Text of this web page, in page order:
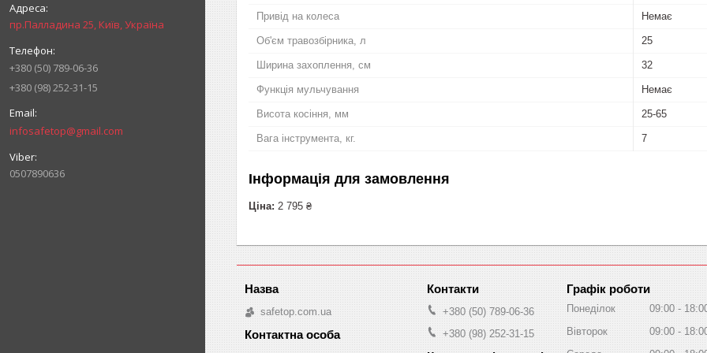
пр.Палладина 25, Київ, Україна
+380 (50) 789-06-36
+380 (98) 252-31-15
infosafetop@gmail.com
0507890636
Привід на колеса Немає
Об'єм травозбірника, л 25
Ширина захоплення, см 32
Функція мульчування Немає
Висота косіння, мм 25-65
Вага інструмента, кг. 7
Інформація для замовлення
Ціна: 2 795 ₴
safetop.com.ua
+380 (50) 789-06-36
+380 (98) 252-31-15
Графік роботи
Понеділок 09:00
Вівторок
09:00